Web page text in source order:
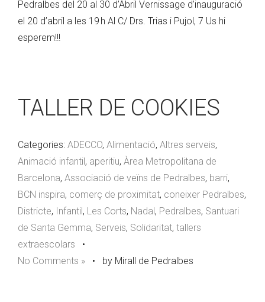
Pedralbes del 20 al 30 d’Abril Vernissage d’inauguració
el 20 d’abril a les 19 h Al C/ Drs. Trias i Pujol, 7 Us hi
esperem!!!
TALLER DE COOKIES
Categories: ADECCO, Alimentació, Altres serveis,
Animació infantil , aperitiu, Àrea Metropolitana de
Barcelona, Associació de veïns de Pedralbes, barri,
BCN inspira, comerç de proximitat, coneixer Pedralbes,
Districte, Infantil , Les Corts, Nadal , Pedralbes, Santuari
de Santa Gemma, Serveis, Solidaritat, tallers
extraescolars •
No Comments » • by Mirall de Pedralbes